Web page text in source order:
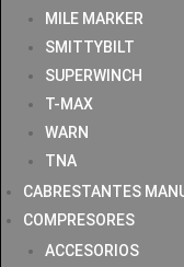
MILE MARKER
SMITTYBILT
SUPERWINCH
T-MAX
WARN
TNA
CABRESTANTES
COMPRESORES
ACCESORIOS